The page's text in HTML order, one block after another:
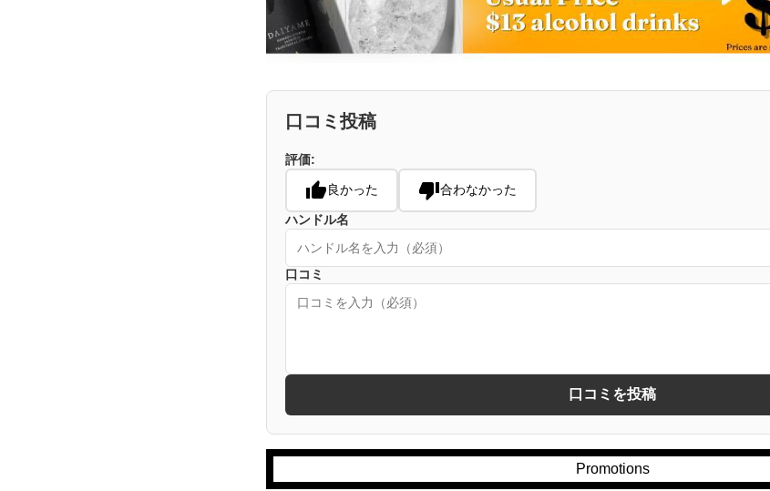
口コミ投稿
評価:
良かった 合わなかった
ハンドル名
口コミ
口コミを投稿
Promotions